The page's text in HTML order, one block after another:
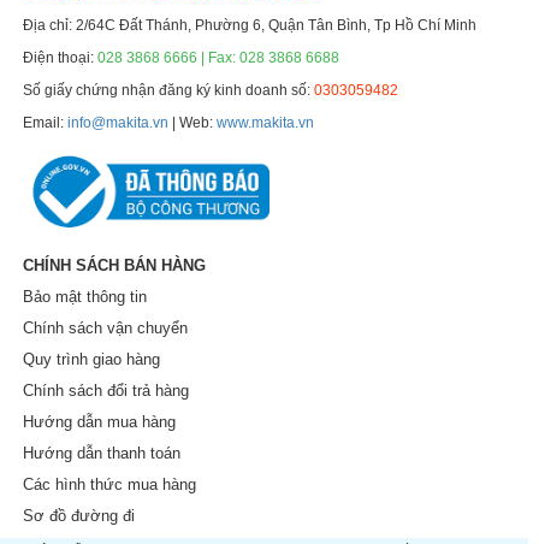
Địa chỉ: 2/64C Đất Thánh, Phường 6, Quận Tân Bình, Tp Hồ Chí Minh
Điện thoại:028 3868 6666 | Fax: 028 3868 6688
Số giấy chứng nhận đăng ký kinh doanh số:0303059482
Email:info@makita.vn | Web:www.makita.vn
CHÍNH SÁCH BÁN HÀNG
Bảo mật thông tin
Chính sách vận chuyển
Quy trình giao hàng
Chính sách đổi trả hàng
Hướng dẫn mua hàng
Hướng dẫn thanh toán
Các hình thức mua hàng
Sơ đồ đường đi